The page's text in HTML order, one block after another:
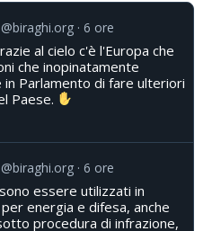
@biraghi.org 6 ore
al cielo c'è l'Europa che
che inopinatamente
Parlamento di fare ulteriori
Paese.
@biraghi.org 6 ore
essere utilizzati in
energia e difesa, anche
procedura di infrazione,